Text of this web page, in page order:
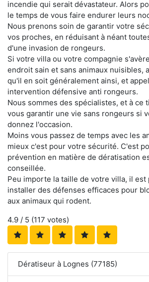
incendie qui serait dévastateur. Alors
le temps de vous faire endurer leurs
Nous prenons soin de garantir votre
vos proches, en réduisant à néant
d'une invasion de rongeurs.
Si votre villa ou votre compagnie
endroit sain et sans animaux nuisibles,
qu'il en soit généralement ainsi, et
intervention défensive anti rongeurs.
Nous sommes des spécialistes, et à ce
vous garantir une vie sans rongeurs si
donnez l'occasion.
Moins vous passez de temps avec les
mieux c'est pour votre sécurité. C'est
prévention en matière de dératisation
conseillée.
Peu importe la taille de votre villa, il est
installer des défenses efficaces pour
aux animaux qui rodent.
4.9 / 5 (117 votes)
Dératiseur à Lognes (77185)